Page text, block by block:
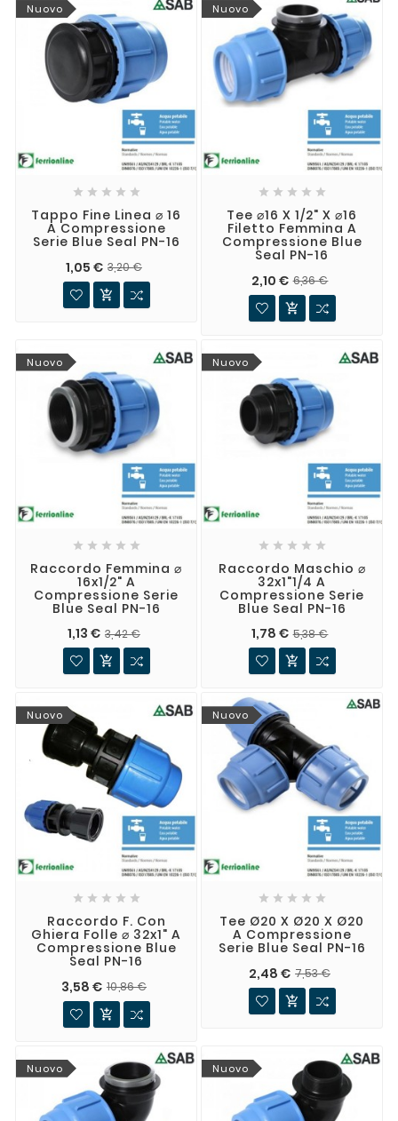
Nuovo
    
Tappo Fine Linea ⌀ 16
A Compressione
Serie Blue Seal PN-16
1,05 € 3,20 €

Nuovo
    
Tee ⌀16 X 1/2" X ⌀16
Filetto Femmina A
Compressione Blue
Seal PN-16
2,10 € 6,36 €

Nuovo
    
Raccordo Femmina ⌀
16x1/2" A
Compressione Serie
Blue Seal PN-16
1,13 € 3,42 €

Nuovo
    
Raccordo Maschio ⌀
32x1"1/4 A
Compressione Serie
Blue Seal PN-16
1,78 € 5,38 €

Nuovo
    
Raccordo F. Con
Ghiera Folle ⌀ 32x1" A
Compressione Blue
Seal PN-16
3,58 € 10,86 €

Nuovo
    
Tee Ø20 X Ø20 X Ø20
A Compressione
Serie Blue Seal PN-16
2,48 € 7,53 €

Nuovo Nuovo